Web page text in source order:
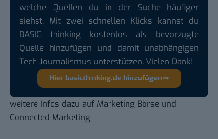
welche Quellen du in der Suche häufiger
siehst. Mit zwei schnellen Klicks kannst du
BASIC thinking kostenlos als bevorzugte
Quelle hinzufügen und damit unabhängigen
Tech-Journalismus unterstützen. Vielen Dank!
Hier basicthinking.de hinzufügen
weitere Infos dazu auf Marketing Börse und
Connected Marketing